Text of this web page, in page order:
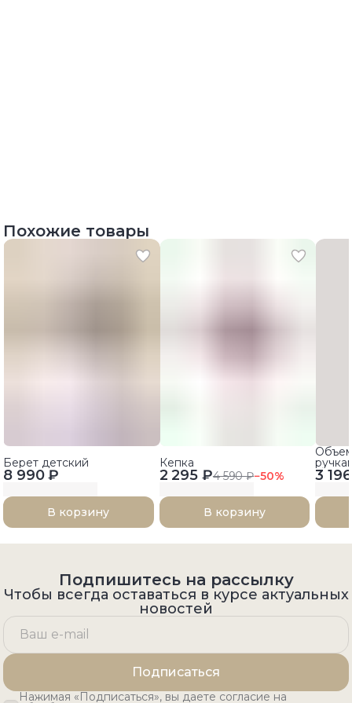
Похожие товары
8 990 ₽
Берет детский
В корзину
2 295 ₽4 590 ₽−50%
Кепка
В корзину
3
Подпишитесь на рассылку
Чтобы всегда оставаться в курсе актуальных
новостей
Подписаться
Нажимая «Подписаться», вы даете согласие на